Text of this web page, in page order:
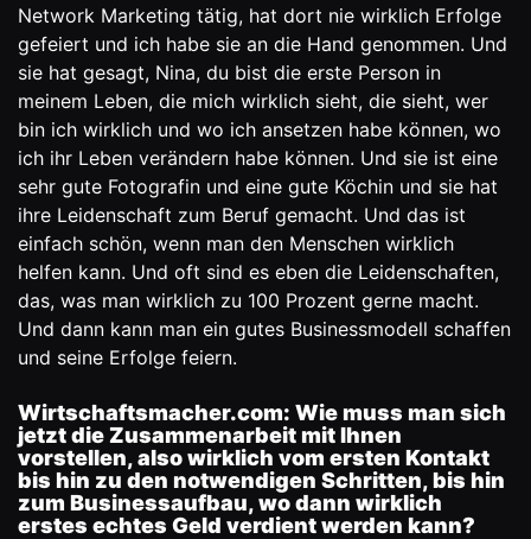
Network Marketing tätig, hat dort nie wirklich Erfolge
gefeiert und ich habe sie an die Hand genommen. Und
sie hat gesagt, Nina, du bist die erste Person in
meinem Leben, die mich wirklich sieht, die sieht, wer
bin ich wirklich und wo ich ansetzen habe können, wo
ich ihr Leben verändern habe können. Und sie ist eine
sehr gute Fotografin und eine gute Köchin und sie hat
ihre Leidenschaft zum Beruf gemacht. Und das ist
einfach schön, wenn man den Menschen wirklich
helfen kann. Und oft sind es eben die Leidenschaften,
das, was man wirklich zu 100 Prozent gerne macht.
Und dann kann man ein gutes Businessmodell schaffen
und seine Erfolge feiern.
Wirtschaftsmacher.com: Wie muss man sich
jetzt die Zusammenarbeit mit Ihnen
vorstellen, also wirklich vom ersten Kontakt
bis hin zu den notwendigen Schritten, bis hin
zum Businessaufbau, wo dann wirklich
erstes echtes Geld verdient werden kann?